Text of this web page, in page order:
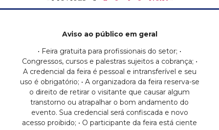
Aviso ao público em geral
• Feira gratuita para profissionais do setor; •
Congressos, cursos e palestras sujeitos a cobrança; •
A credencial da feira é pessoal e intransferível e seu
uso é obrigatório; • A organizadora da feira reserva-se
o direito de retirar o visitante que causar algum
transtorno ou atrapalhar o bom andamento do
evento. Sua credencial será confiscada e novo
acesso proibido; • O participante da feira está ciente